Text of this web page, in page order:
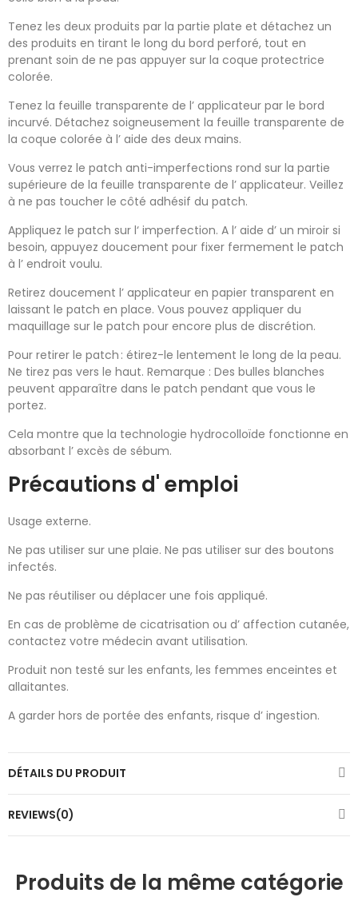
Tenez les deux produits par la partie plate et détachez un
des produits en tirant le long du bord perforé, tout en
prenant soin de ne pas appuyer sur la coque protectrice
colorée.
Tenez la feuille transparente de l’ applicateur par le bord
incurvé. Détachez soigneusement la feuille transparente de
la coque colorée à l’ aide des deux mains.
Vous verrez le patch anti-imperfections rond sur la partie
supérieure de la feuille transparente de l’ applicateur. Veillez
à ne pas toucher le côté adhésif du patch.
Appliquez le patch sur l‘ imperfection. A l’ aide d’ un miroir si
besoin, appuyez doucement pour fixer fermement le patch
à l’ endroit voulu.
Retirez doucement l’ applicateur en papier transparent en
laissant le patch en place. Vous pouvez appliquer du
maquillage sur le patch pour encore plus de discrétion.
Pour retirer le patch : étirez-le lentement le long de la peau.
Ne tirez pas vers le haut. Remarque : Des bulles blanches
peuvent apparaître dans le patch pendant que vous le
portez.
Cela montre que la technologie hydrocolloïde fonctionne en
absorbant l’ excès de sébum.
Précautions d' emploi
Usage externe.
Ne pas utiliser sur une plaie. Ne pas utiliser sur des boutons
infectés.
Ne pas réutiliser ou déplacer une fois appliqué.
En cas de problème de cicatrisation ou d’ affection cutanée,
contactez votre médecin avant utilisation.
Produit non testé sur les enfants, les femmes enceintes et
allaitantes.
A garder hors de portée des enfants, risque d’ ingestion.
DÉTAILS DU PRODUIT
REVIEWS(0)
Produits de la même catégorie